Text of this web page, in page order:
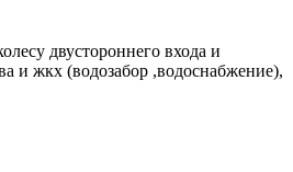
двустороннего входа и
и жкх (водозабор ,водоснабжение),